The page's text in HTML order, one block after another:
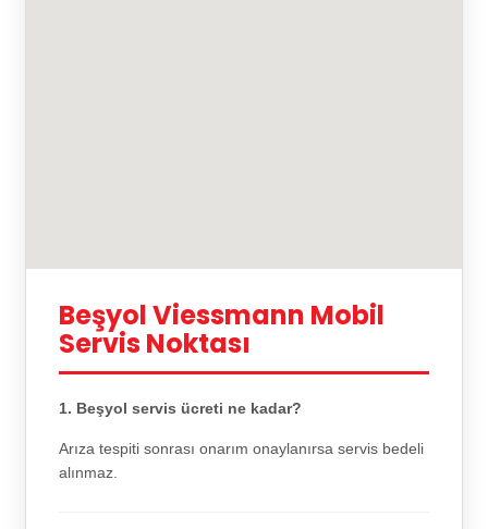
Beşyol Viessmann Mobil
Servis Noktası
1. Beşyol servis ücreti ne kadar?
Arıza tespiti sonrası onarım onaylanırsa servis bedeli
alınmaz.